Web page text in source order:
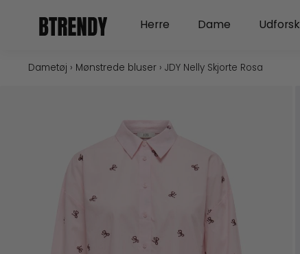
Herre Open Herre
Dame Open Dame
Udforsk
Dametøj › Mønstrede bluser› JDY Nelly Skjorte Rosa